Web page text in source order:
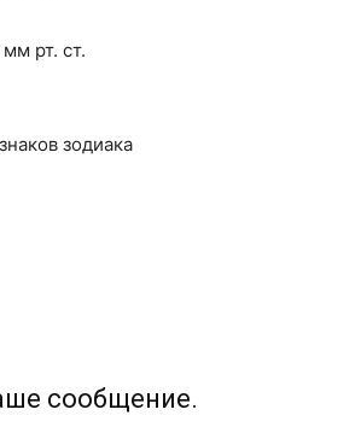
рт. ст.
зодиака
сообщение.